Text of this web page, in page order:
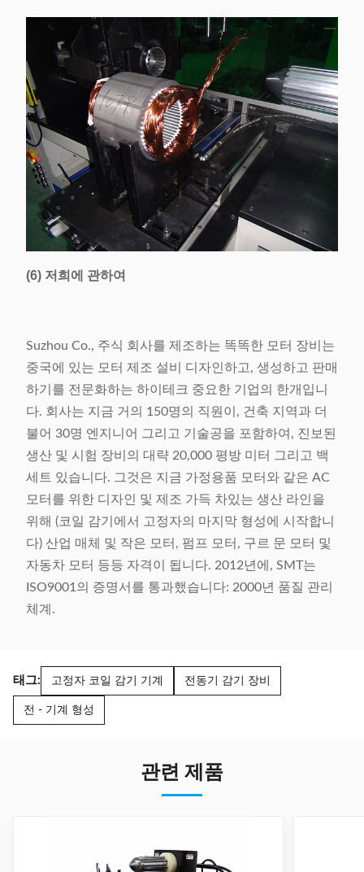
(6) 저희에 관하여
Suzhou Co., 주식 회사를 제조하는 똑똑한 모터 장비는
중국에 있는 모터 제조 설비 디자인하고, 생성하고 판매
하기를 전문화하는 하이테크 중요한 기업의 한개입니
다. 회사는 지금 거의 150명의 직원이, 건축 지역과 더
불어 30명 엔지니어 그리고 기술공을 포함하여, 진보된
생산 및 시험 장비의 대략 20,000 평방 미터 그리고 백
세트 있습니다. 그것은 지금 가정용품 모터와 같은 AC
모터를 위한 디자인 및 제조 가득 차있는 생산 라인을
위해 (코일 감기에서 고정자의 마지막 형성에 시작합니
다) 산업 매체 및 작은 모터, 펌프 모터, 구르 문 모터 및
자동차 모터 등등 자격이 됩니다. 2012년에, SMT는
ISO9001의 증명서를 통과했습니다: 2000년 품질 관리
체계.
태그: 고정자 코일 감기 기계 전동기 감기 장비
전 - 기계 형성
관련 제품